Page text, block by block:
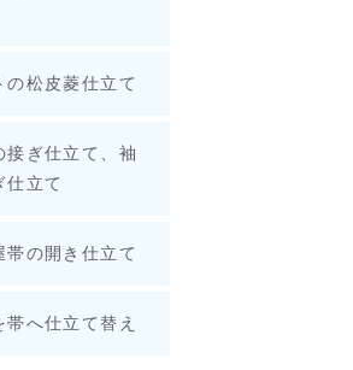
の松皮菱仕立て
接ぎ仕立て、袖
仕立て
帯の開き仕立て
帯へ仕立て替え